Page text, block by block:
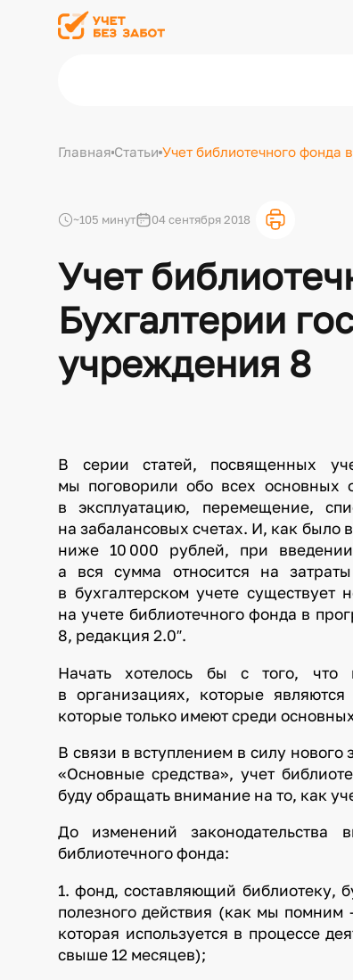
Главная СтатьиУчет библиотечного фонда
~105 минут 04 сентября 2018
Учет
Бухгалтерии
учреждения 8
В серии статей, посвященных
мы поговорили обо всех основных
в эксплуатацию, перемещение,
на забалансовых счетах. И, как было
ниже 10 000 рублей, при
а вся сумма относится на
в бухгалтерском учете
на учете библиотечного фонда в
8, редакция 2.0″.
Начать хотелось бы с того, что
в организациях, которые
которые только имеют среди
В связи в вступлением в силу нового
«Основные средства», учет
буду обращать внимание на то, как
До изменений законодательства
библиотечного фонда:
1. фонд, составляющий библиотеку,
полезного действия (как мы помним
которая используется в процессе
свыше 12 месяцев);